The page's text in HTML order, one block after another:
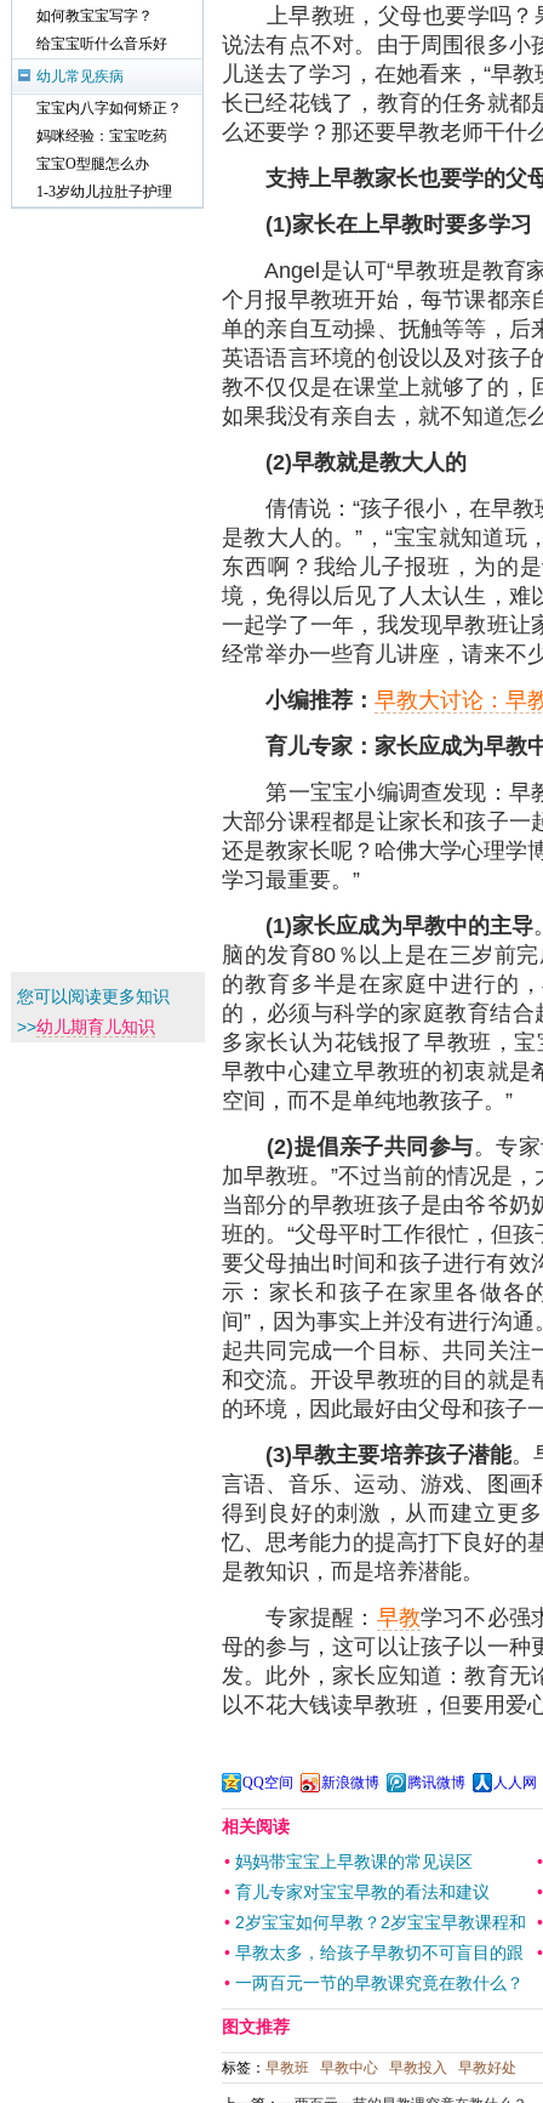
上早教班，父母也要学吗？
说法有点不对。由于周围很多小
儿送去了学习，在她看来，“早
长已经花钱了，教育的任务就都
么还要学？那还要早教老师干什
支持上早教家长也要学的父
(1)家长在上早教时要多学习
Angel是认可“早教班是教育家
个月报早教班开始，每节课都亲
单的亲自互动操、抚触等等，后
英语语言环境的创设以及对孩子
教不仅仅是在课堂上就够了的，
如果我没有亲自去，就不知道怎
(2)早教就是教大人的
倩倩说：“孩子很小，在早教
是教大人的。”，“宝宝就知道
东西啊？我给儿子报班，为的
境，免得以后见了人太认生，难
一起学了一年，我发现早教班让
经常举办一些育儿讲座，请来不
小编推荐： 早教大讨论：早
育儿专家：家长应成为早教
第一宝宝小编调查发现：早
大部分课程都是让家长和孩子一
还是教家长呢？哈佛大学心理学
学习最重要。”
(1)家长应成为早教中的主导
脑的发育80％以上是在三岁前
的教育多半是在家庭中进行的
的，必须与科学的家庭教育结合
多家长认为花钱报了早教班，宝
早教中心建立早教班的初衷就是
空间，而不是单纯地教孩子。”
(2)提倡亲子共同参与。专
加早教班。”不过当前的情况是
当部分的早教班孩子是由爷爷奶
班的。“父母平时工作很忙，但
要父母抽出时间和孩子进行有效
示：家长和孩子在家里各做各
间”，因为事实上并没有进行沟
起共同完成一个目标、共同关注
和交流。开设早教班的目的就是
的环境，因此最好由父母和孩子
(3)早教主要培养孩子潜能。
言语、音乐、运动、游戏、图画
得到良好的刺激，从而建立更
忆、思考能力的提高打下良好的
是教知识，而是培养潜能。
专家提醒： 早教学习不必强
母的参与，这可以让孩子以一种
发。此外，家长应知道：教育无
以不花大钱读早教班，但要用爱
QQ空间 新浪微博 腾讯微博 人人网
相关阅读
• 妈妈带宝宝上早教课的常见误区
• 育儿专家对宝宝早教的看法和建议
• 2岁宝宝如何早教？2岁宝宝早教课程和
• 早教太多，给孩子早教切不可盲目的跟
• 一两百元一节的早教课究竟在教什么？
图文推荐
标签： 早教班 早教中心 早教投入 早教好处
如何教宝宝写字？
给宝宝听什么音乐好
幼儿常见疾病
宝宝内八字如何矫正？
妈咪经验：宝宝吃药
宝宝O型腿怎么办
1-3岁幼儿拉肚子护理
您可以阅读更多知识
>>幼儿期育儿知识